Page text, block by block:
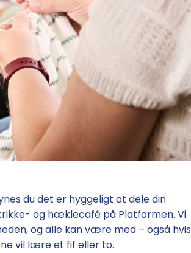
du det er hyggeligt at dele din
og hæklecafé på Platformen. Vi
og alle kan være med – også hvis
vil lære et fif eller to.